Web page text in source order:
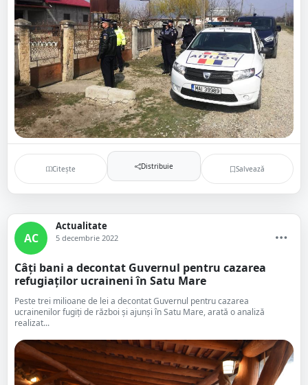
Citește Distribuie Salvează
AC
Actualitate
5 decembrie 2022
Câți bani a decontat Guvernul pentru cazarea
refugiaților ucraineni în Satu Mare
Peste trei milioane de lei a decontat Guvernul pentru cazarea
ucrainenilor fugiți de război și ajunși în Satu Mare, arată o analiză
realizat...